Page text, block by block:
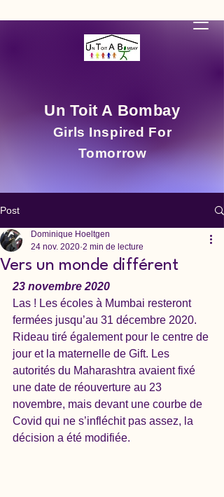
Un Toit A Bombay
Girls Inspired For
Tomorrow
Post
Vers un monde différent
Dominique Hoeltgen
24 nov. 2020 2 min de lecture
23 novembre 2020
Las ! Les écoles à Mumbai resteront
fermées jusqu’au 31 décembre 2020.
Rideau tiré également pour le centre de
jour et la maternelle de Gift. Les
autorités du Maharashtra avaient fixé
une date de réouverture au 23
novembre, mais devant une courbe de
Covid qui ne s’infléchit pas assez, la
décision a été modifiée.